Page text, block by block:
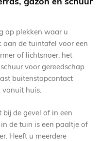
op plekken waar u
aan de tuintafel voor een
of lichtsnoer, het
voor gereedschap
buitenstopcontact
vanuit huis.
bij de gevel of in een
de tuin is een paaltje of
Heeft u meerdere